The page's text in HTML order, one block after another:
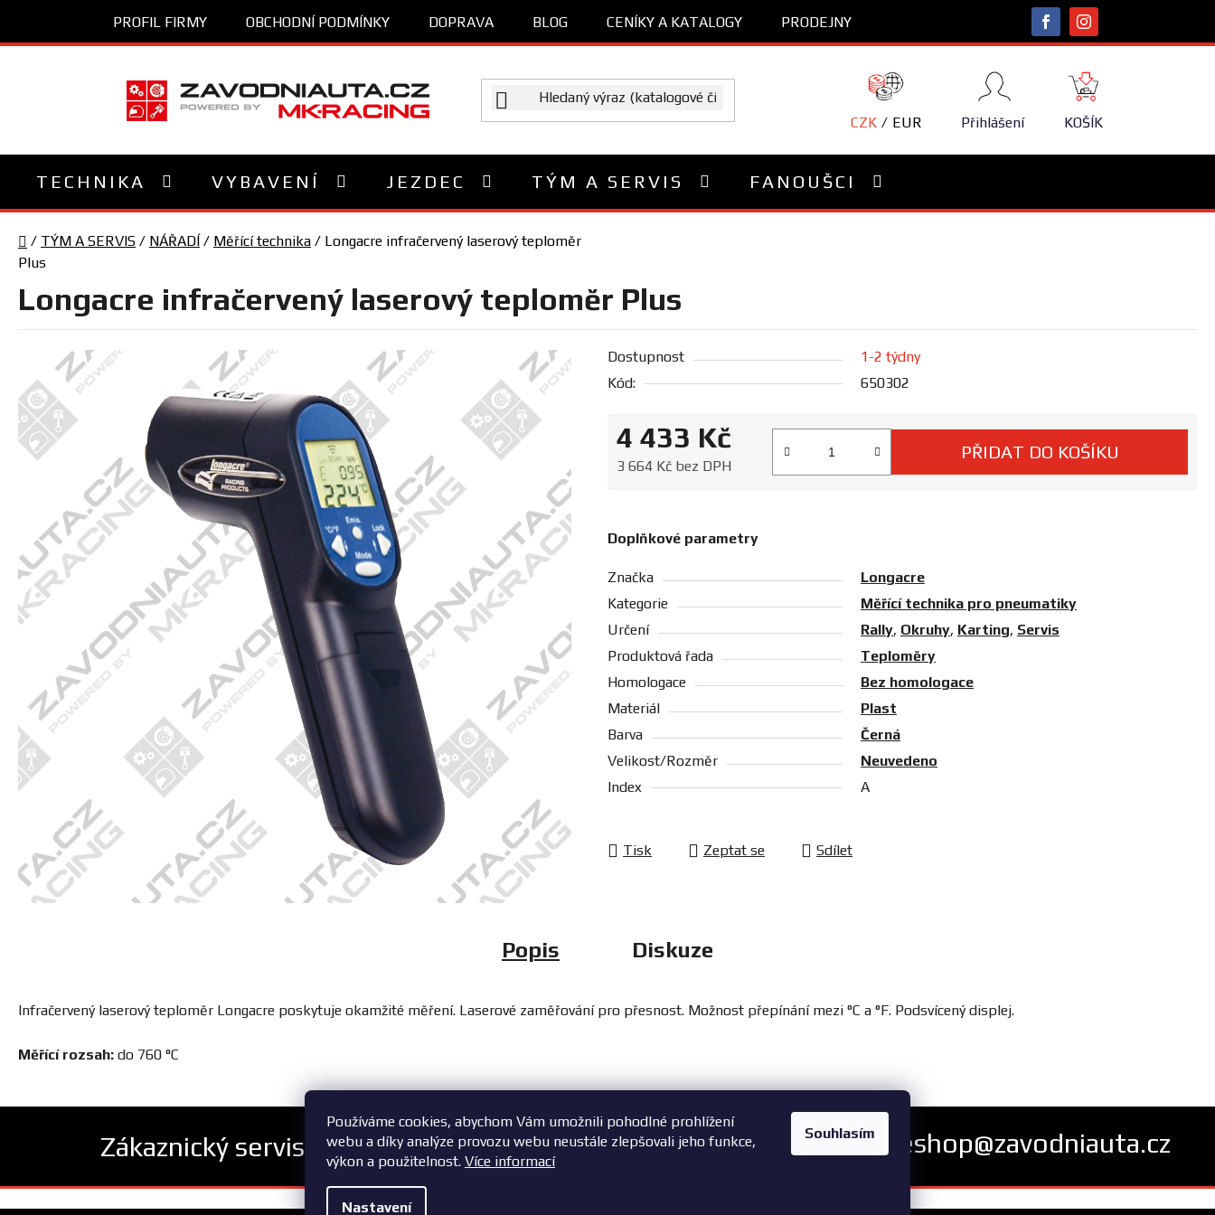
Používáme cookies, abychom Vám umožnili pohodlné prohlížení
webu a díky analýze provozu webu neustále zlepšovali jeho funkce,
výkon a použitelnost. Více informací
Nastavení
Souhlasím
obsah
PROFIL FIRMY OBCHODNÍ PODMÍNKY DOPRAVA BLOG CENÍKY A KATALOGY PRODEJNY
CZK EUR Přihlášení
NÁKUPNÍ
KOŠÍK
KOŠÍK
TECHNIKA VYBAVENÍ JEZDEC TÝM A SERVIS FANOUŠCI
Domů
/ TÝM A SERVIS / NÁŘADÍ / Měřící technika / Longacre infračervený laserový teploměr
Plus
Longacre infračervený laserový teploměr Plus
Dostupnost
1-2 týdny
Kód:
650302
4 433 Kč
3 664 Kč bez DPH
PŘIDAT DO KOŠÍKU
Doplňkové parametry
Značka
Longacre
Kategorie
Měřící technika pro pneumatiky
Určení
Rally, Okruhy, Karting, Servis
Produktová řada
Teploměry
Homologace
Bez homologace
Materiál
Plast
Barva
Černá
Velikost/Rozměr
Neuvedeno
Index
A
Tisk Zeptat se Sdílet
Popis Diskuze
Infračervený laserový teploměr Longacre poskytuje okamžité měření. Laserové zaměřování pro přesnost. Možnost přepínání mezi °C a °F. Podsvícený displej.
Měřící rozsah: do 760 °C
Zákaznický servis +420 603 785 748 eshop@zavodniauta.cz